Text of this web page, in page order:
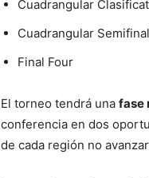
Cuadrangular
Cuadrangular Semifinal
Final Four
El torneo tendrá una fase
conferencia en dos
de cada región no